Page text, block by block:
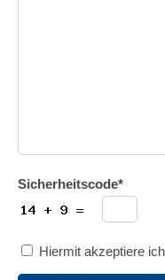
Sicherheitscode*
Hiermit akzeptiere